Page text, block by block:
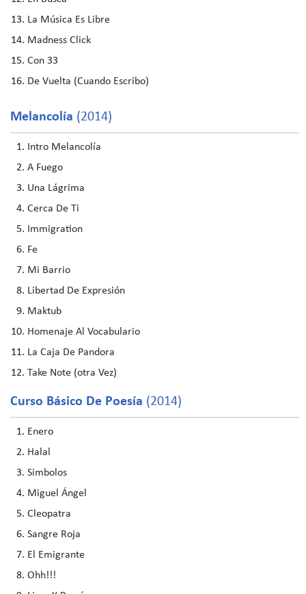
La Música Es Libre
Madness Click
Con 33
De Vuelta (Cuando Escribo)
Melancolía (2014)
Intro Melancolía
A Fuego
Una Lágrima
Cerca De Ti
Immigration
Fe
Mi Barrio
Libertad De Expresión
Maktub
Homenaje Al Vocabulario
La Caja De Pandora
Take Note (otra Vez)
Curso Básico De Poesía (2014)
Enero
Halal
Simbolos
Miguel Ángel
Cleopatra
Sangre Roja
El Emigrante
Ohh!!!